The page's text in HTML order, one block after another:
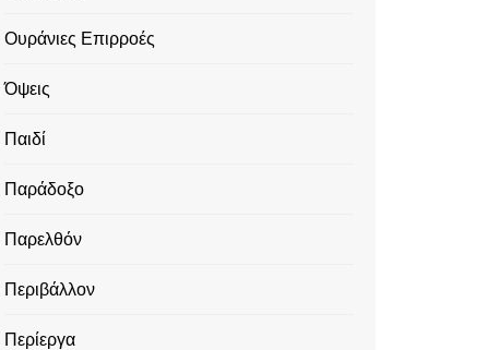
Ουράνιες Επιρροές
Όψεις
Παιδί
Παράδοξο
Παρελθόν
Περιβάλλον
Περίεργα